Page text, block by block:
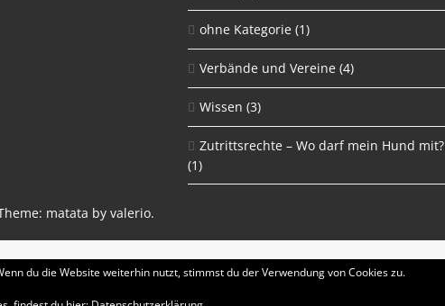
ohne Kategorie(1)
Verbände und Vereine(4)
Wissen (3)
Zutrittsrechte – Wo darf mein Hund mit?
(1)
matata byvalerio.
du die Website weiterhin nutzt, stimmst du der Verwendung von Cookies zu.